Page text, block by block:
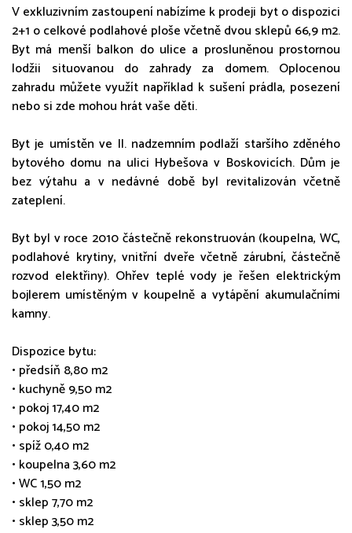
V exkluzivním zastoupení nabízíme k prodeji byt o dispozici
2+1 o celkové podlahové ploše včetně dvou sklepů 66,9 m2.
Byt má menší balkon do ulice a prosluněnou prostornou
lodžii situovanou do zahrady za domem. Oplocenou
zahradu můžete využít například k sušení prádla, posezení
nebo si zde mohou hrát vaše děti.
Byt je umístěn ve II. nadzemním podlaží staršího zděného
bytového domu na ulici Hybešova v Boskovicích. Dům je
bez výtahu a v nedávné době byl revitalizován včetně
zateplení.
Byt byl v roce 2010 částečně rekonstruován (koupelna, WC,
podlahové krytiny, vnitřní dveře včetně zárubní, částečně
rozvod elektřiny). Ohřev teplé vody je řešen elektrickým
bojlerem umístěným v koupelně a vytápění akumulačními
kamny.
Dispozice bytu:
• předsíň 8,80 m2
• kuchyně 9,50 m2
• pokoj 17,40 m2
• pokoj 14,50 m2
• spíž 0,40 m2
• koupelna 3,60 m2
• WC 1,50 m2
• sklep 7,70 m2
• sklep 3,50 m2